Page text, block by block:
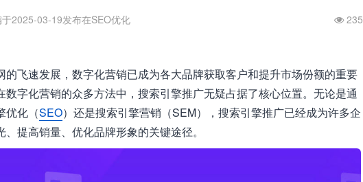
2025-03-19发布在SEO优化 235
的飞速发展，数字化营销已成为各大品牌获取客户和提升市场份额的重要
数字化营销的众多方法中，搜索引擎推广无疑占据了核心位置。无论是通
优化（SEO）还是搜索引擎营销（SEM），搜索引擎推广已经成为许多企
、提高销量、优化品牌形象的关键途径。